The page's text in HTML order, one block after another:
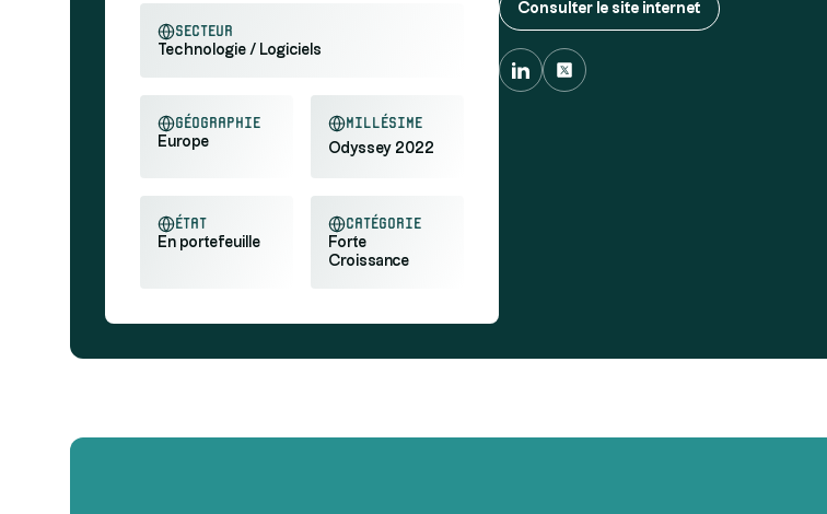
secteur
Technologie / Logiciels
géographie
Europe
millésime
Odyssey 2022
état
En portefeuille
catégorie
Forte
Croissance
Consulter le site internet